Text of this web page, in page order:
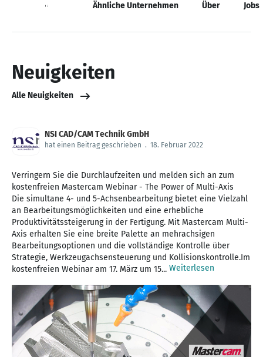
Neuigkeiten Ähnliche Unternehmen Über Jobs
Neuigkeiten
Alle Neuigkeiten
NSI CAD/CAM Technik GmbH
hat einen Beitrag geschrieben . 18. Februar 2022
Verringern Sie die Durchlaufzeiten und melden sich an zum
kostenfreien Mastercam Webinar - The Power of Multi-Axis
Die simultane 4- und 5-Achsenbearbeitung bietet eine Vielzahl
an Bearbeitungsmöglichkeiten und eine erhebliche
Produktivitätssteigerung in der Fertigung. Mit Mastercam Multi-
Axis erhalten Sie eine breite Palette an mehrachsigen
Bearbeitungsoptionen und die vollständige Kontrolle über
Strategie, Werkzeugachsensteuerung und Kollisionskontrolle.Im
kostenfreien Webinar am 17. März um 15... Weiterlesen